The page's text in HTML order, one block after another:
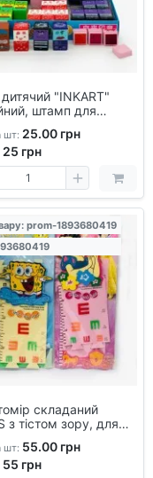
"INKART"
штамп для
вироби,
іграшки,
шт: 25.00 грн
25 грн
складаний
з тістом зору, для
prom-1893680419
шт: 55.00 грн
55 грн